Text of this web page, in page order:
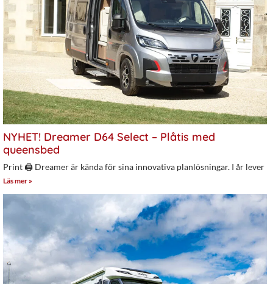
NYHET! Dreamer D64 Select – Plåtis med
queensbed
Print 🖨 Dreamer är kända för sina innovativa planlösningar. I år lever
Läs mer »